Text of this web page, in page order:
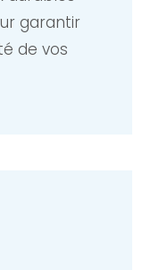
garantir
de vos